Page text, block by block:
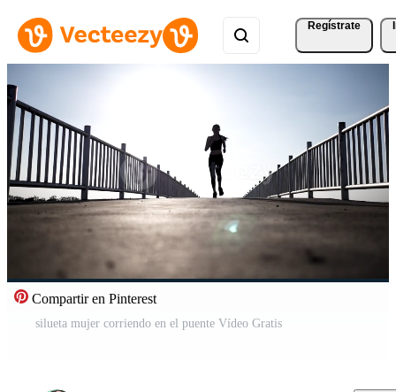
Regístrate
Compartir en Pinterest
silueta mujer corriendo en el puente Vídeo Gratis